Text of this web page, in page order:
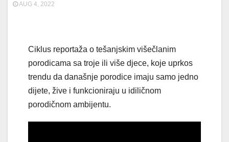
AUG 4, 2022
Ciklus reportaža o tešanjskim višečlanim
porodicama sa troje ili više djece, koje uprkos
trendu da današnje porodice imaju samo jedno
dijete, žive i funkcioniraju u idiličnom
porodičnom ambijentu.